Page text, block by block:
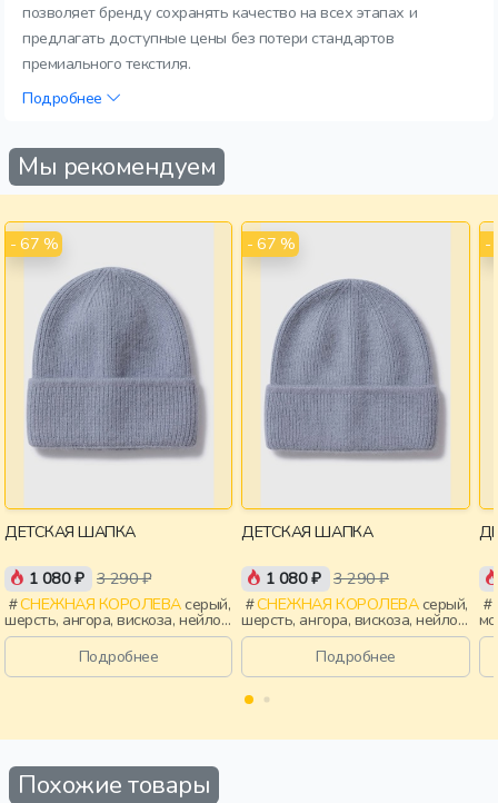
позволяет бренду сохранять качество на всех этапах и
предлагать доступные цены без потери стандартов
премиального текстиля.
Подробнее
Мы рекомендуем
- 67 %
ДЕТСКАЯ ШАПКА
1 080 ₽ 3 290 ₽
СНЕЖНАЯ КОРОЛЕВАсерый,
шерсть, ангора, вискоза, нейлон,
зима, осень, россия, девочки,
Подробнее
- 67 %
ДЕТСКАЯ ШАПКА
1 080 ₽ 3 290 ₽
СНЕЖНАЯ КОРОЛЕВАсерый,
шерсть, ангора, вискоза, нейлон,
зима, осень, россия, мальчики,
Подробнее
-
Похожие товары